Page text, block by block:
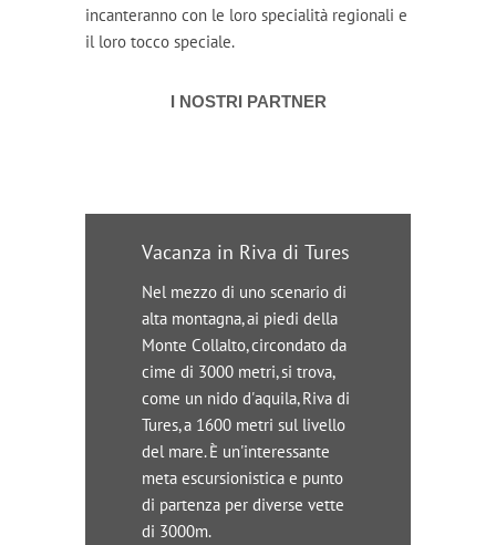
incanteranno con le loro specialità regionali e
il loro tocco speciale.
I NOSTRI PARTNER
Vacanza in Riva di Tures
Nel mezzo di uno scenario di
alta montagna, ai piedi della
Monte Collalto, circondato da
cime di 3000 metri, si trova,
come un nido d'aquila, Riva di
Tures, a 1600 metri sul livello
del mare. È un'interessante
meta escursionistica e punto
di partenza per diverse vette
di 3000m.